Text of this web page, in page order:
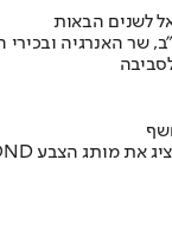
לשנים הבאות
שר האנרגיה ובכירי